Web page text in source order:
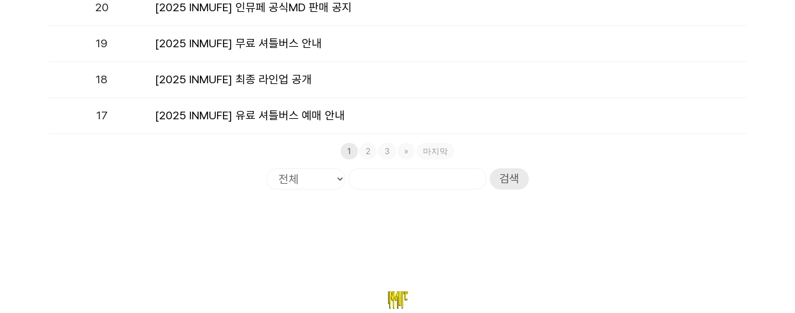
20 [2025 INMUFE] 인뮤페 공식MD 판매 공지
19 [2025 INMUFE] 무료 셔틀버스 안내
18 [2025 INMUFE] 최종 라인업 공개
17 [2025 INMUFE] 유료 셔틀버스 예매 안내
1 2 3 » 마지막
검색